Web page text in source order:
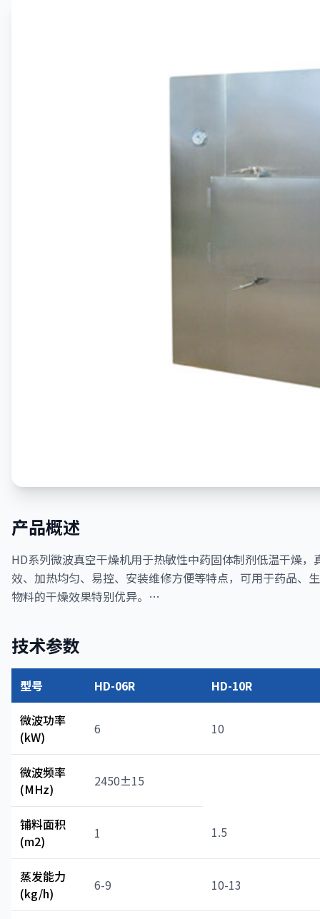
产品概述
HD系列微波真空干燥机用于热敏性中药固体制剂低温干燥
效、加热均匀、易控、安装维修方便等特点，可用于药品、
物料的干燥效果特别优异。…
技术参数
型号 HD-06R
HD-10R
微波功率
(kW)
6 10
微波频率
(MHz)
2450±15
铺料面积
(m2)
1 1.5
蒸发能力
(kg/h)
6-9 10-13